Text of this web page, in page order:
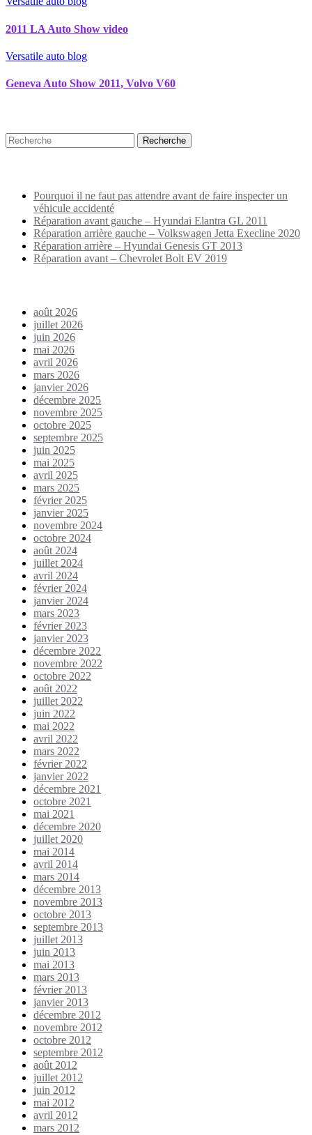
2011 LA Auto Show video
Versatile auto blog
Geneva Auto Show 2011, Volvo V60
Pourquoi il ne faut pas attendre avant de faire inspecter un
véhicule accidenté
Réparation avant gauche – Hyundai Elantra GL 2011
Réparation arrière gauche – Volkswagen Jetta Execline 2020
Réparation arrière – Hyundai Genesis GT 2013
Réparation avant – Chevrolet Bolt EV 2019
août 2026
juillet 2026
juin 2026
mai 2026
avril 2026
mars 2026
janvier 2026
décembre 2025
novembre 2025
octobre 2025
septembre 2025
juin 2025
mai 2025
avril 2025
mars 2025
février 2025
janvier 2025
novembre 2024
octobre 2024
août 2024
juillet 2024
avril 2024
février 2024
janvier 2024
mars 2023
février 2023
janvier 2023
décembre 2022
novembre 2022
octobre 2022
août 2022
juillet 2022
juin 2022
mai 2022
avril 2022
mars 2022
février 2022
janvier 2022
décembre 2021
octobre 2021
mai 2021
décembre 2020
juillet 2020
mai 2014
avril 2014
mars 2014
décembre 2013
novembre 2013
octobre 2013
septembre 2013
juillet 2013
juin 2013
mai 2013
mars 2013
février 2013
janvier 2013
décembre 2012
novembre 2012
octobre 2012
septembre 2012
août 2012
juillet 2012
juin 2012
mai 2012
avril 2012
mars 2012